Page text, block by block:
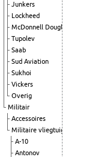
Junkers
Lockheed
McDonnell Douglas
Tupolev
Saab
Sud Aviation
Sukhoi
Vickers
Overig
Militair
Accessoires
Militaire vliegtuigen
A-10
Antonov